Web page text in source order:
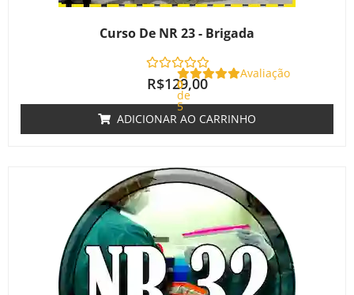
Curso De NR 23 - Brigada
Avaliação
0
de
5
R$129,00
ADICIONAR AO CARRINHO